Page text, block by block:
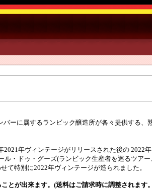
ーに属するランビック醸造所が各々提供する、
年ヴィンテージがリリースされた後の 2022
・ドゥ・グーズ(ランビック生産者を巡るツア
て特別に2022年ヴィンテージが造られました。
とが出来ます。(送料はご請求時に調整されます